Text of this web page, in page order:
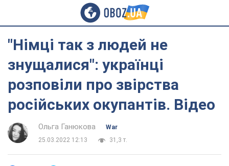
"Німці так з людей не
знущалися": українці
розповіли про звірства
російських окупантів. Відео
Ольга Ганюкова
War
25.03.2022 12:13
31,3 т.